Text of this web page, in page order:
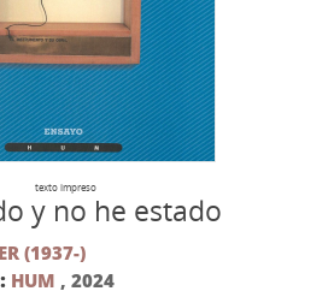
texto impreso
y no he estado
(1937-)
HUM , 2024